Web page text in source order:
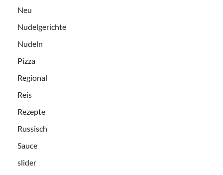
Neu
Nudelgerichte
Nudeln
Pizza
Regional
Reis
Rezepte
Russisch
Sauce
slider